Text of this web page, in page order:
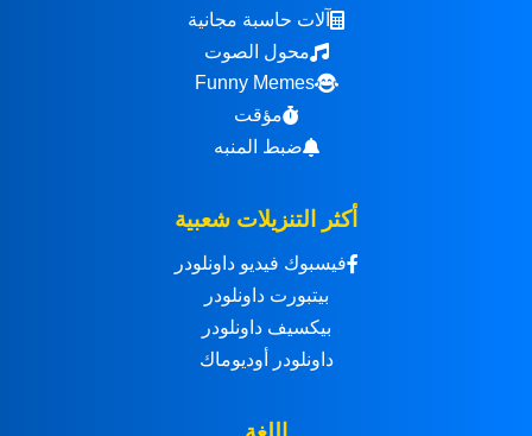
آلات حاسبة مجانية
محول الصوت
Funny Memes
مؤقت
ضبط المنبه
أكثر التنزيلات شعبية
فيسبوك فيديو داونلودر
بيتبورت داونلودر
بيكسيف داونلودر
داونلودر أوديوماك